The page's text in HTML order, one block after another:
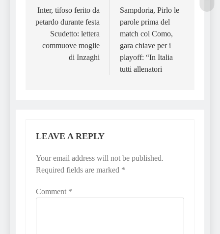
navigation
Inter, tifoso ferito da
petardo durante festa
Scudetto: lettera
commuove moglie
di Inzaghi
Sampdoria, Pirlo le
parole prima del
match col Como,
gara chiave per i
playoff: “In Italia
tutti allenatori
LEAVE A REPLY
Your email address will not be published.
Required fields are marked *
Comment *